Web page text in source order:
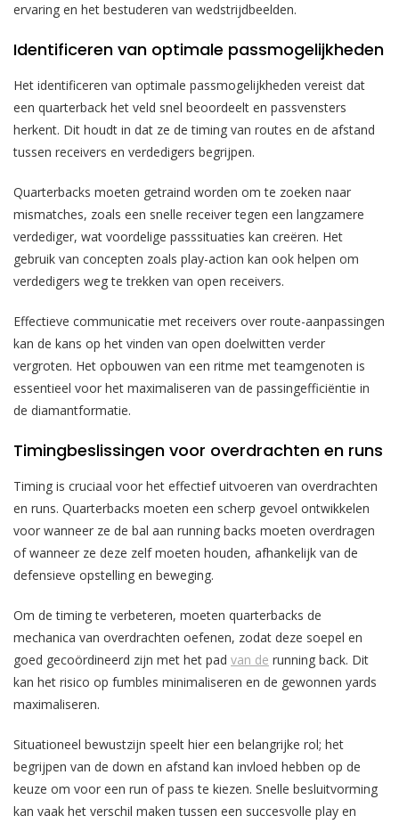
ervaring en het bestuderen van wedstrijdbeelden.
Identificeren van optimale passmogelijkheden
Het identificeren van optimale passmogelijkheden vereist dat
een quarterback het veld snel beoordeelt en passvensters
herkent. Dit houdt in dat ze de timing van routes en de afstand
tussen receivers en verdedigers begrijpen.
Quarterbacks moeten getraind worden om te zoeken naar
mismatches, zoals een snelle receiver tegen een langzamere
verdediger, wat voordelige passsituaties kan creëren. Het
gebruik van concepten zoals play-action kan ook helpen om
verdedigers weg te trekken van open receivers.
Effectieve communicatie met receivers over route-aanpassingen
kan de kans op het vinden van open doelwitten verder
vergroten. Het opbouwen van een ritme met teamgenoten is
essentieel voor het maximaliseren van de passingefficiëntie in
de diamantformatie.
Timingbeslissingen voor overdrachten en runs
Timing is cruciaal voor het effectief uitvoeren van overdrachten
en runs. Quarterbacks moeten een scherp gevoel ontwikkelen
voor wanneer ze de bal aan running backs moeten overdragen
of wanneer ze deze zelf moeten houden, afhankelijk van de
defensieve opstelling en beweging.
Om de timing te verbeteren, moeten quarterbacks de
mechanica van overdrachten oefenen, zodat deze soepel en
goed gecoördineerd zijn met het pad van de running back. Dit
kan het risico op fumbles minimaliseren en de gewonnen yards
maximaliseren.
Situationeel bewustzijn speelt hier een belangrijke rol; het
begrijpen van de down en afstand kan invloed hebben op de
keuze om voor een run of pass te kiezen. Snelle besluitvorming
kan vaak het verschil maken tussen een succesvolle play en